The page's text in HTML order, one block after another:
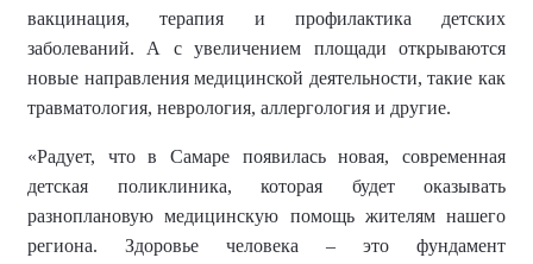
вакцинация, терапия и профилактика детских
заболеваний. А с увеличением площади открываются
новые направления медицинской деятельности, такие как
травматология, неврология, аллергология и другие.
«Радует, что в Самаре появилась новая, современная
детская поликлиника, которая будет оказывать
разноплановую медицинскую помощь жителям нашего
региона. Здоровье человека – это фундамент